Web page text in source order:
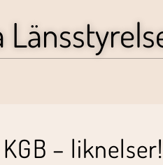
– liknelser!